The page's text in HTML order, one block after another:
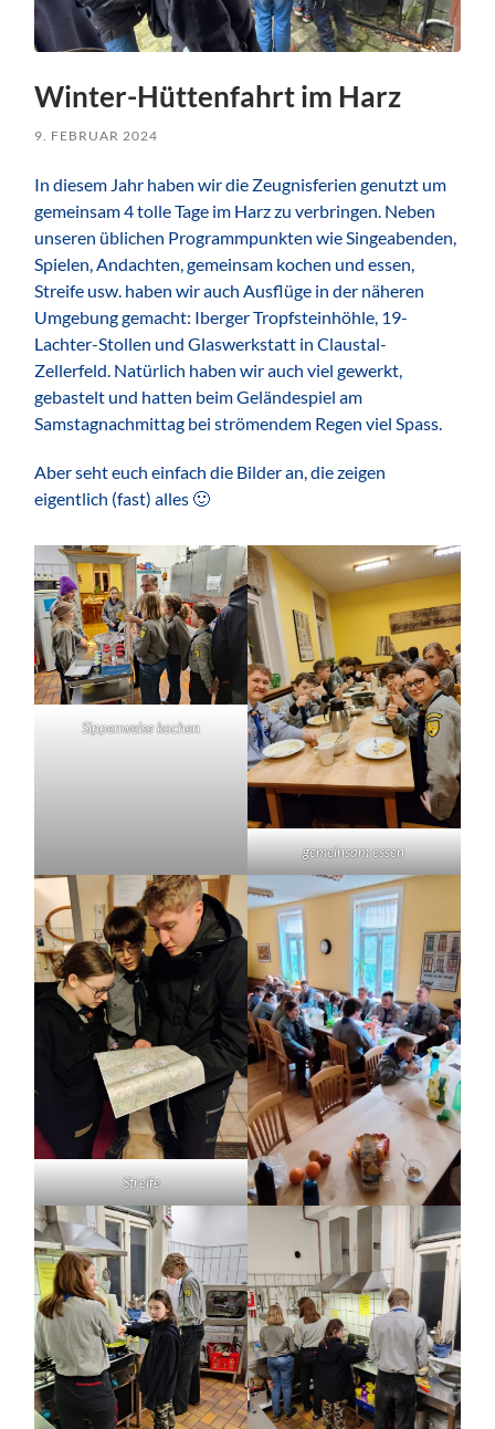
Winter-Hüttenfahrt im Harz
9. FEBRUAR 2024
In diesem Jahr haben wir die Zeugnisferien genutzt um
gemeinsam 4 tolle Tage im Harz zu verbringen. Neben
unseren üblichen Programmpunkten wie Singeabenden,
Spielen, Andachten, gemeinsam kochen und essen,
Streife usw. haben wir auch Ausflüge in der näheren
Umgebung gemacht: Iberger Tropfsteinhöhle, 19-
Lachter-Stollen und Glaswerkstatt in Claustal-
Zellerfeld. Natürlich haben wir auch viel gewerkt,
gebastelt und hatten beim Geländespiel am
Samstagnachmittag bei strömendem Regen viel Spass.
Aber seht euch einfach die Bilder an, die zeigen
eigentlich (fast) alles 🙂
Sippenweise kochen
gemeinsam essen
Streife